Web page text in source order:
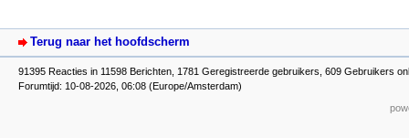
Terug naar het hoofdscherm
91395 Reacties in 11598 Berichten, 1781 Geregistreerde gebruikers, 609 Gebruikers
Forumtijd: 10-08-2026, 06:08 (Europe/Amsterdam)